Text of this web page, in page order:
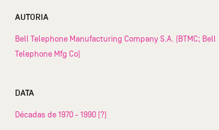
AUTORIA
Bell Telephone Manufacturing Company S.A. (BTMC; Bell
Telephone Mfg Co)
DATA
Décadas de 1970 - 1990 (?)